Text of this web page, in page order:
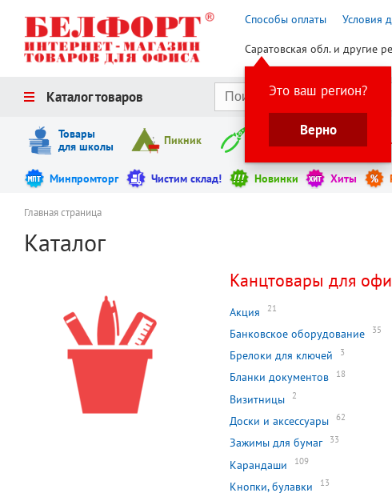
Способы оплаты Условия
Саратовская обл. и другие
Это ваш регион?
Верно
Каталог товаров
Товары
для школы
Пикник Инструменты
Минпромторг Чистим склад! Новинки Хиты
Главная страница
Каталог
Канцтовары для
Акция 21
Банковское оборудование 35
Брелоки для ключей 3
Бланки документов 18
Визитницы 2
Доски и аксессуары 62
Зажимы для бумаг 33
Карандаши 109
Кнопки, булавки 13